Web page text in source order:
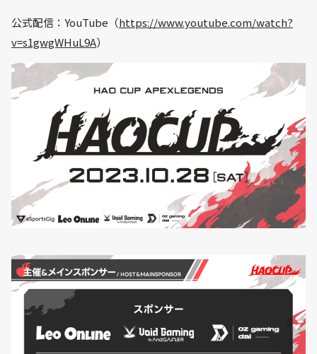
公式配信：YouTube（https://www.youtube.com/watch?
v=s1gwgWHuL9A）